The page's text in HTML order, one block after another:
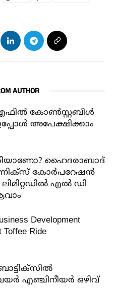
AUTHOR
കോൺസ്റ്റബിൾ
അപേക്ഷിക്കാം
ഹൈദരാബാദ്
കോർപറേഷൻ
എൽ ഡി
Development
Toffee Ride
എഞ്ചിനീയർ ഒഴിവ്